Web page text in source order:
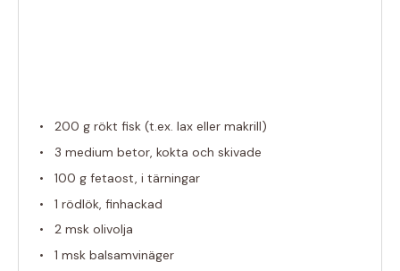
200 g rökt fisk (t.ex. lax eller makrill)
3 medium betor, kokta och skivade
100 g fetaost, i tärningar
1 rödlök, finhackad
2 msk olivolja
1 msk balsamvinäger